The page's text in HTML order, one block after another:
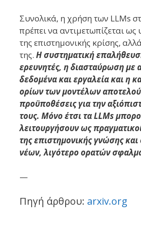
Συνολικά, η χρήση των LLMs
πρέπει να αντιμετωπίζεται
της επιστημονικής κρίσης,
της. Η συστηματική
ερευνητές, η διασταύρωση με
δεδομένα και εργαλεία και η
ορίων των μοντέλων
προϋποθέσεις για την
τους. Μόνο έτσι τα LLMs
λειτουργήσουν ως
της επιστημονικής γνώσης
νέων, λιγότερο ορατών
—
Πηγή άρθρου: arxiv.org